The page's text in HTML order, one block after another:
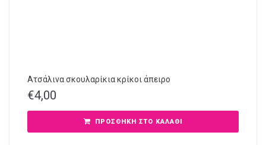
Ατσάλινα σκουλαρίκια κρίκοι άπειρο
€4,00
ΠΡΟΣΘΉΚΗ ΣΤΟ ΚΑΛΆΘΙ